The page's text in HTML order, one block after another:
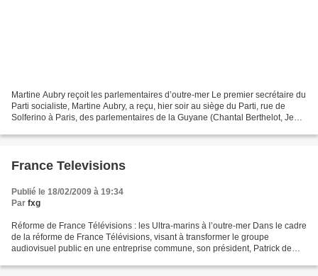
Martine Aubry reçoit les parlementaires d’outre-mer Le premier secrétaire du
Parti socialiste, Martine Aubry, a reçu, hier soir au siège du Parti, rue de
Solferino à Paris, des parlementaires de la Guyane (Chantal Berthelot, Jean-
France Televisions
Publié le 18/02/2009 à 19:34
Par fxg
Réforme de France Télévisions : les Ultra-marins à l’outre-mer Dans le cadre
de la réforme de France Télévisions, visant à transformer le groupe
audiovisuel public en une entreprise commune, son président, Patrick de